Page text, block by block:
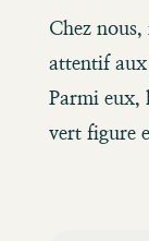
Chez
attentif aux
Parmi eux,
vert figure